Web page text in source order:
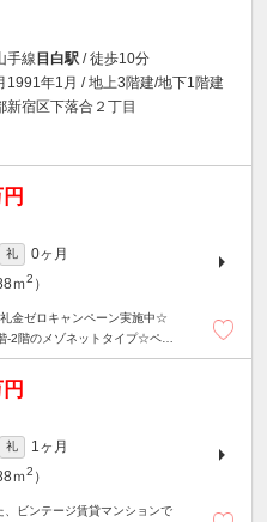
手線 目白駅 / 徒歩10分
1991年1月 / 地上3階建/地下1階建
新宿区下落合２丁目
礼
0ヶ月
ｍ2 ）
金ゼロキャンペーン実施中☆
-2階のメゾネットタイプ☆ペッ
礼
1ヶ月
ｍ2 ）
ビンテージ賃貸マンションで